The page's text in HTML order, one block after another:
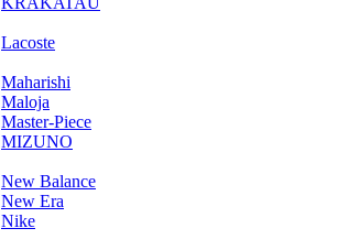
Lacoste
Maharishi
Maloja
Master-Piece
MIZUNO
New Balance
New Era
Nike